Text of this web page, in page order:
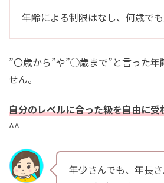
年齢による制限はなし、何歳で
”〇歳から”や”◯歳まで”と言った年
せん。
自分のレベルに合った級を自由に受
^^
年少さんでも、年長